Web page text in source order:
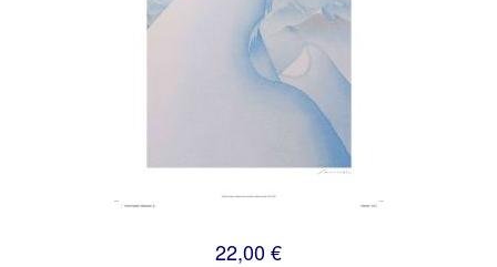
22,00 €